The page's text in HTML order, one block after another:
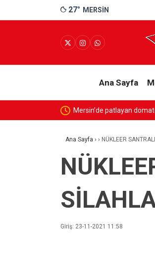
27° MERSIN
Ana Sayfa
Ana Sayfa › › NÜKLEER
Giriş: 23-11-2021 11:58